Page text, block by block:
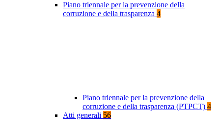
Piano triennale per la prevenzione della
corruzione e della trasparenza 4
Piano triennale per la prevenzione della
corruzione e della trasparenza (PTPCT) 4
Atti generali 56